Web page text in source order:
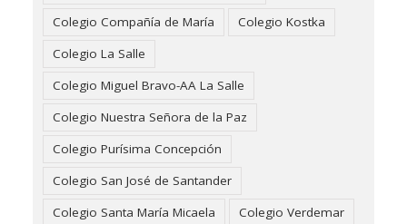
Colegio Compañía de María
Colegio Kostka
Colegio La Salle
Colegio Miguel Bravo-AA La Salle
Colegio Nuestra Señora de la Paz
Colegio Purísima Concepción
Colegio San José de Santander
Colegio Santa María Micaela
Colegio Verdemar